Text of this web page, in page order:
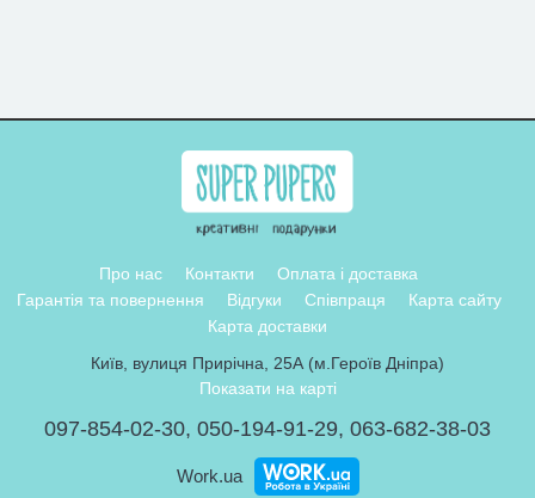
Про нас Контакти
Оплата і доставка
Гарантія та повернення
Відгуки Співпраця
Карта сайту
Карта доставки
Київ, вулиця Прирічна, 25А (м.Героїв Дніпра)
Показати на карті
097-854-02-30, 050-194-91-29, 063-682-38-03
Work.ua